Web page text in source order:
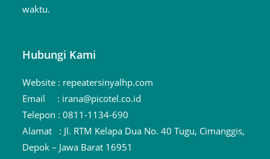
waktu.
Hubungi Kami
Website : repeatersinyalhp.com
Email : irana@picotel.co.id
Telepon :0811-1134-690
Alamat : Jl. RTM Kelapa Dua No. 40 Tugu, Cimanggis,
Depok – Jawa Barat 16951